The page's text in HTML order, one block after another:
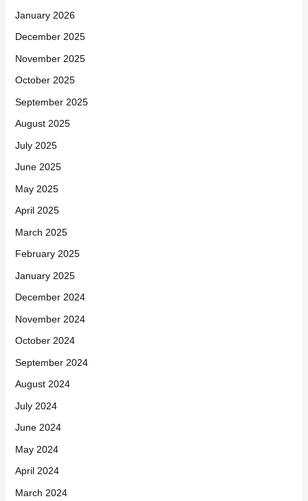
January 2026
December 2025
November 2025
October 2025
September 2025
August 2025
July 2025
June 2025
May 2025
April 2025
March 2025
February 2025
January 2025
December 2024
November 2024
October 2024
September 2024
August 2024
July 2024
June 2024
May 2024
April 2024
March 2024